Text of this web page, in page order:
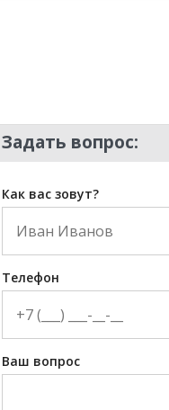
Задать вопрос:
Как вас зовут?
Телефон
Ваш вопрос